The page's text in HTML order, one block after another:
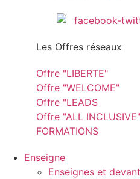
Les Offres réseaux
Offre "LIBERTE"
Offre "WELCOME"
Offre "LEADS
Offre "ALL INCLUSIVE"
FORMATIONS
Enseigne
Enseignes et